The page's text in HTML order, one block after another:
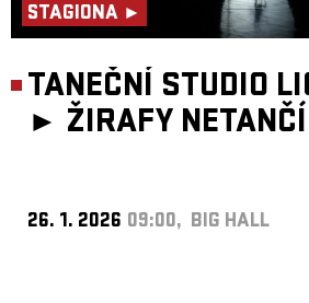
STAGIONA ►
TANEČNÍ STUDIO
► ŽIRAFY NETANČÍ
26. 1. 2026 09:00, BIG HALL